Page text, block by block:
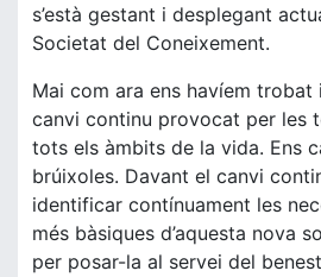
s’està gestant i desplegant
Societat del Coneixement.
Mai com ara ens havíem trobat
canvi continu provocat per les
tots els àmbits de la vida. Ens
brúixoles. Davant el canvi
identificar contínuament les
més bàsiques d’aquesta nova
per posar-la al servei del